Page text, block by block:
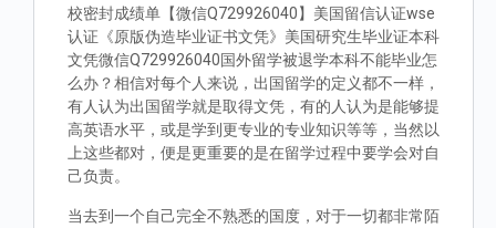
校密封成绩单【微信Q729926040】美国留信认证wse
认证《原版伪造毕业证书文凭》美国研究生毕业证本科
文凭微信Q729926040国外留学被退学本科不能毕业怎
么办？相信对每个人来说，出国留学的定义都不一样，
有人认为出国留学就是取得文凭，有的人认为是能够提
高英语水平，或是学到更专业的专业知识等等，当然以
上这些都对，便是更重要的是在留学过程中要学会对自
己负责。
当去到一个自己完全不熟悉的国度，对于一切都非常陌